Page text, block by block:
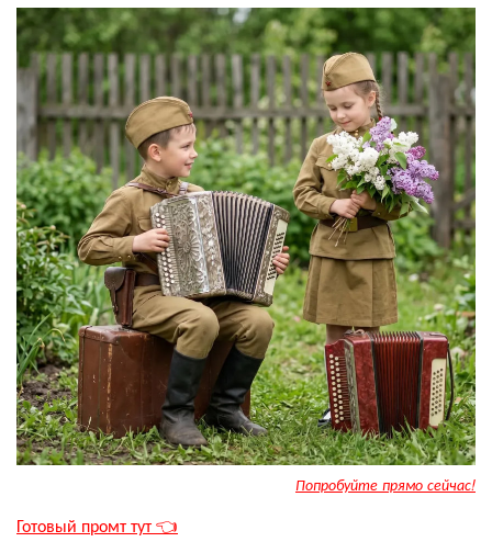
Попробуйте прямо сейчас!
Готовый промт тут 👈